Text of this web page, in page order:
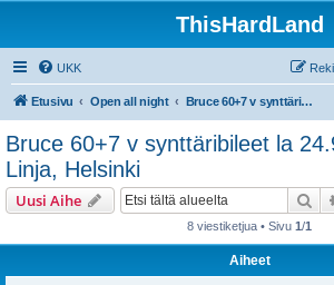
ThisHardLand
UKK
Etusivu Open all night Bruce 60+7 v synttäribileet la 24.9.2016 Kuudes Linja, Helsinki
Bruce 60+7 v synttäribileet la
Linja, Helsinki
Uusi Aihe
8 viestiketjua • Sivu 1/1
Aiheet